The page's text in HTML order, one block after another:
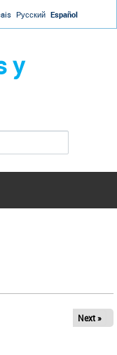
Русский Español
y
Next »